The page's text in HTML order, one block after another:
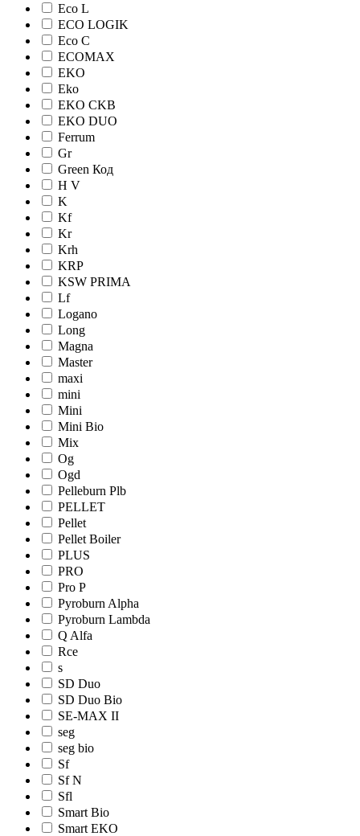
Eco L
ECO LOGIK
Eco С
ECOMAX
EKO
Eko
EKO CKB
EKO DUO
Ferrum
Gr
Green Код
H V
K
Kf
Kr
Krh
KRP
KSW PRIMA
Lf
Logano
Long
Magna
Master
maxi
mini
Mini
Mini Bio
Mix
Og
Ogd
Pelleburn Plb
PELLET
Pellet
Pellet Boiler
PLUS
PRO
Pro Р
Pyroburn Alpha
Pyroburn Lambda
Q Alfa
Rce
s
SD Duo
SD Duo Bio
SE-MAX II
seg
seg bio
Sf
Sf N
Sfl
Smart Bio
Smart EKO